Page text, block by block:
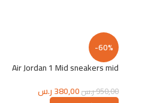
-60%
Air Jordan 1 Mid sneakers mid
950,00ر.س380,00ر.س